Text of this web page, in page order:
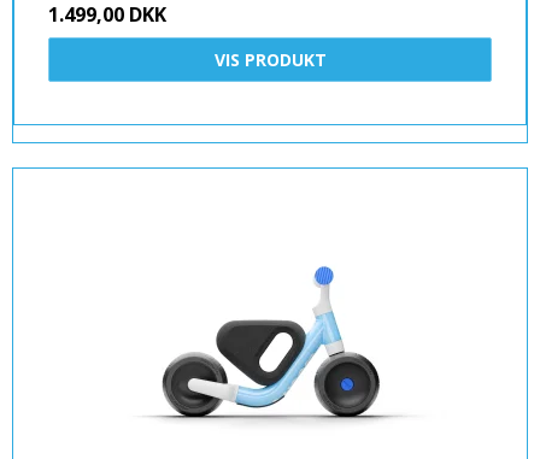
1.499,00 DKK
VIS PRODUKT